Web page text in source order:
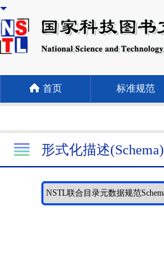
首页 标准规范
形式化描述(Schema)